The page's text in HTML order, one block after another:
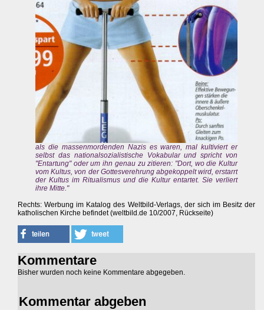
als die massenmordenden Nazis es waren, mal kultiviert er
selbst das nationalsozialistische Vokabular und spricht von
"Entartung" oder um ihn genau zu zitieren: "Dort, wo die Kultur
vom Kultus, von der Gottesverehrung abgekoppelt wird, erstarrt
der Kultus im Ritualismus und die Kultur entartet. Sie verliert
ihre Mitte."
Rechts: Werbung im Katalog des Weltbild-Verlags, der sich im Besitz der
katholischen Kirche befindet (weltbild.de 10/2007, Rückseite)
Kommentare
Bisher wurden noch keine Kommentare abgegeben.
Kommentar abgeben